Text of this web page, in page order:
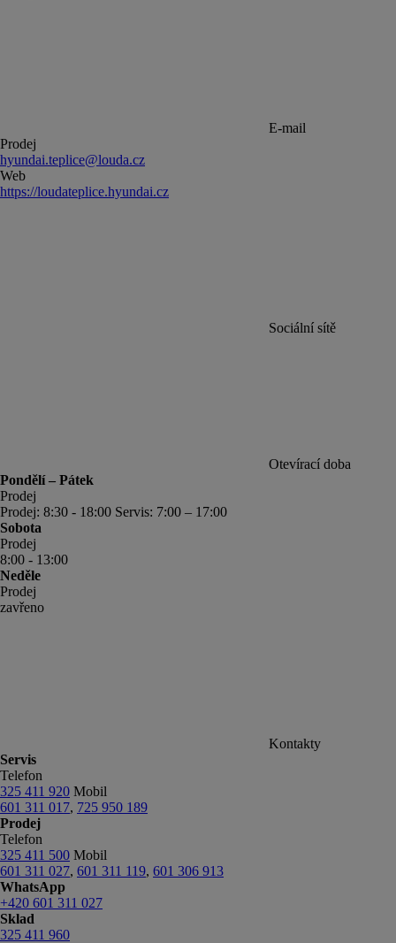
E-mail
Prodej
hyundai.teplice@louda.cz
Web
https://loudateplice.hyundai.cz
Sociální sítě
Otevírací doba
Pondělí – Pátek
Prodej
Prodej: 8:30 - 18:00 Servis: 7:00 – 17:00
Sobota
Prodej
8:00 - 13:00
Neděle
Prodej
zavřeno
Kontakty
Servis
Telefon
325 411 920 Mobil
601 311 017, 725 950 189
Prodej
Telefon
325 411 500 Mobil
601 311 027, 601 311 119, 601 306 913
WhatsApp
+420 601 311 027
Sklad
325 411 960